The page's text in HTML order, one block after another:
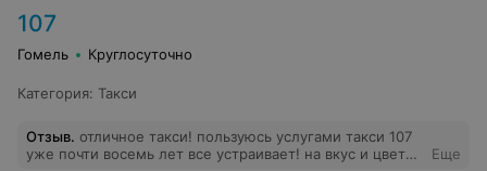
107
Гомель Круглосуточно
Категория: Такси
Отзыв. отличное такси! пользуюсь услугами такси 107
уже почти восемь лет все устраивает! на вкус и цвет
Еще